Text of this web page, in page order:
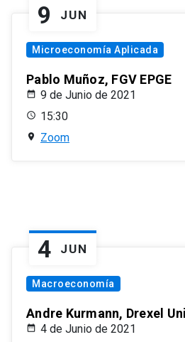
9 JUN
Microeconomía Aplicada
Pablo Muñoz, FGV EPGE
9 de Junio de 2021
15:30
Zoom
4 JUN
Macroeconomía
Andre Kurmann, Drexel
4 de Junio de 2021